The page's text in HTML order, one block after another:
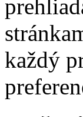
každý